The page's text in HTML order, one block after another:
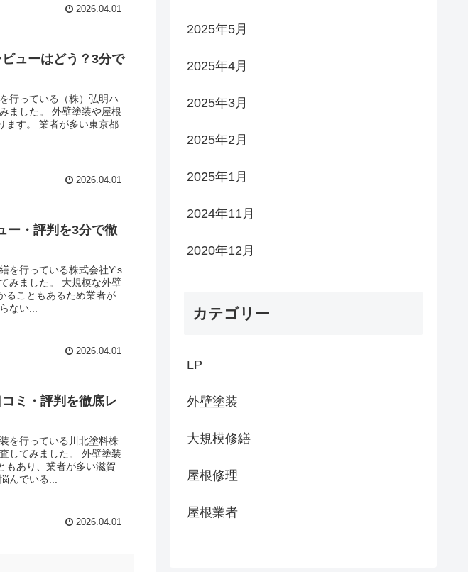
2026.04.01
ビューはどう？3分で
行っている（株）弘明ハ
ました。 外壁塗装や屋根
ます。 業者が多い東京都
2026.04.01
ー・評判を3分で徹
を行っている株式会社Y's
みました。 大規模な外壁
ることもあるため業者が
ない...
2026.04.01
ミ・評判を徹底レ
を行っている川北塗料株
してみました。 外壁塗装
もあり、業者が多い滋賀
んでいる...
2026.04.01
2025年5月
2025年4月
2025年3月
2025年2月
2025年1月
2024年11月
2020年12月
カテゴリー
LP
外壁塗装
大規模修繕
屋根修理
屋根業者